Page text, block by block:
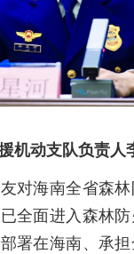
机动支队负责人
海南全省森林
全面进入森林
署在海南、承